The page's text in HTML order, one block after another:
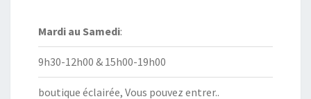
Mardi au Samedi:
9h30-12h00 & 15h00-19h00
boutique éclairée, Vous pouvez entrer..